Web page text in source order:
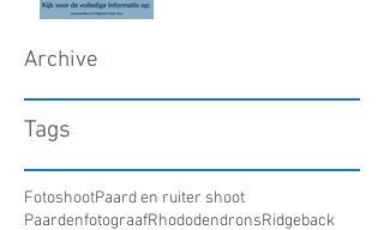
Archive
Tags
FotoshootPaard en ruiter shoot
PaardenfotograafRhododendronsRidgeback